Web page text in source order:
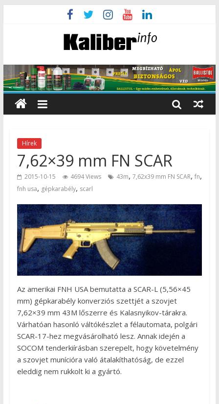
Hírek
7,62×39 mm FN SCAR
2015-10-15 4694 Views 43m, 7,62x39 mm FN SCAR, fn,
fnh usa, gépkarabély, scarl
Az amerikai FNH USA bemutatta a SCAR-L (5,56×45
mm) gépkarabély konverziós szettjét a szovjet
7,62×39 mm 43M lőszerre és Kalasnyikov-tárakra.
Várhatóan hasonló váltókészlet a félautomata, polgári
SCAR-17-hez megvásárolható lesz. Annak idején a
SOCOM tenderkiírásban szerepelt, hogy követelmény
a szovjet munícióra való átalakíthatóság, de ezzel
eleddig nem rukkolt ki a gyártó.